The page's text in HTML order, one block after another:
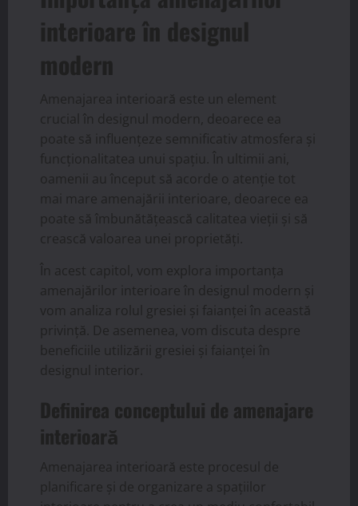
interioare în designul
modern
Amenajarea interioară este un element
crucial în designul modern, deoarece ea
poate să influențeze semnificativ atmosfera și
funcționalitatea unui spațiu. În ultimii ani,
oamenii au început să acorde o atenție tot
mai mare amenajării interioare, deoarece ea
poate să îmbunătățească calitatea vieții și să
crească valoarea unei proprietăți.
În acest capitol, vom explora importanța
amenajărilor interioare în designul modern și
vom analiza rolul gresiei și faianței în această
privință. De asemenea, vom discuta despre
beneficiile utilizării gresiei și faianței în
designul interior.
Definirea conceptului de amenajare
interioară
Amenajarea interioară este procesul de
planificare și de organizare a spațiilor